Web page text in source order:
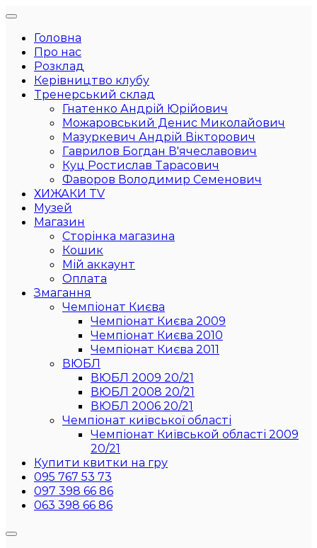
Головна
Про нас
Розклад
Керівництво клубу
Тренерський склад
Гнатенко Андрій Юрійович
Можаровський Денис Миколайович
Мазуркевич Андрій Вікторович
Гаврилов Богдан В'ячеславович
Куц Ростислав Тарасович
Фаворов Володимир Семенович
ХИЖАКИ TV
Музей
Магазин
Сторінка магазина
Кошик
Мій аккаунт
Оплата
Змагання
Чемпіонат Києва
Чемпіонат Києва 2009
Чемпіонат Києва 2010
Чемпіонат Києва 2011
ВЮБЛ
ВЮБЛ 2009 20/21
ВЮБЛ 2008 20/21
ВЮБЛ 2006 20/21
Чемпіонат київської області
Чемпіонат Київськой області 2009
20/21
Купити квитки на гру
095 767 53 73
097 398 66 86
063 398 66 86